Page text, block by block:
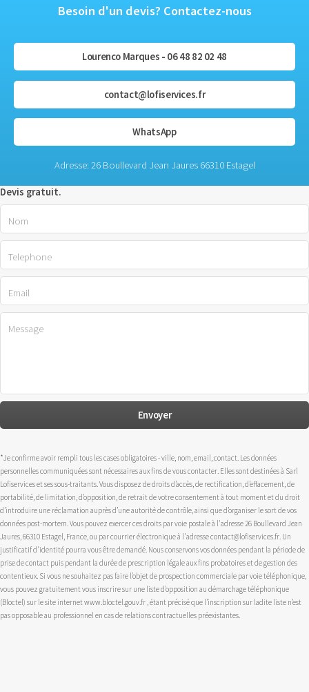
Besoin d'un devis? Contactez-nous
Lourenco Marques - 06 48 82 02 48
contact@lofiservices.fr
WhatsApp
Adresse: 26 Boullevard Jean Jaures 66310 Estagel
Devis gratuit.
*Je confirme avoir rempli tous les cases obligatoires - ville, nom, email, contact. Les données
personnelles communiquées sont nécessaires aux fins de vous contacter. Elles sont destinées à Sarl
Lofiservices et ses sous-traitants. Vous disposez de droits d’accès, de rectification, d’effacement, de
portabilité, de limitation, d’opposition, de retrait de votre consentement à tout moment et du droit
d’introduire une réclamation auprès d’une autorité de contrôle, ainsi que d’organiser le sort de vos
données post-mortem. Vous pouvez exercer ces droits par voie postale à l'adresse 26 Boullevard Jean
Jaures, 66310 Estagel, France, ou par courrier électronique à l'adresse contact@lofiservices.fr. Un
justificatif d'identité pourra vous être demandé. Nous conservons vos données pendant la période de
prise de contact puis pendant la durée de prescription légale aux fins probatoires et de gestion des
contentieux. Si vous ne souhaitez pas faire l’objet de prospection commerciale par voie téléphonique,
vous pouvez gratuitement vous inscrire sur une liste d’opposition au démarchage téléphonique
(Bloctel) sur le site internet www.bloctel.gouv.fr , étant précisé que l’inscription sur ladite liste n’est
pas opposable au professionnel en cas de relations contractuelles préexistantes.